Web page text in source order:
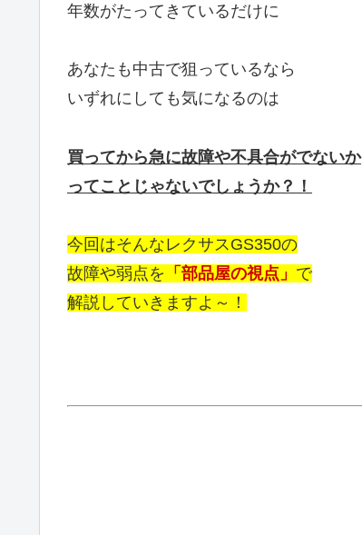
年数がたってきているだけに
あなたも中古で狙っているなら
いずれにしても気になるのは
買ってから急に故障や不具合がでないか
ってことじゃないでしょうか？！
今回はそんなレクサスGS350の
故障や弱点を 「部品屋の視点」 で
解説していきますよ～！